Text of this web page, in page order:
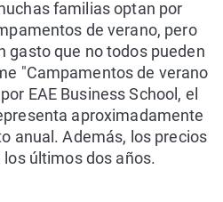
familias optan por
de verano, pero
gasto que no todos pueden
"Campamentos de verano
EAE Business School, el
aproximadamente
anual. Además, los precios
los últimos dos años.